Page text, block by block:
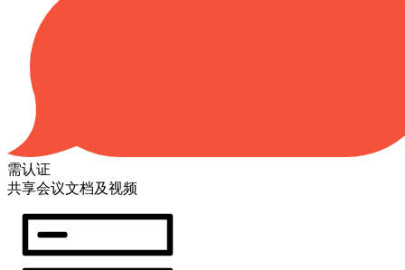
需认证
共享会议文档及视频